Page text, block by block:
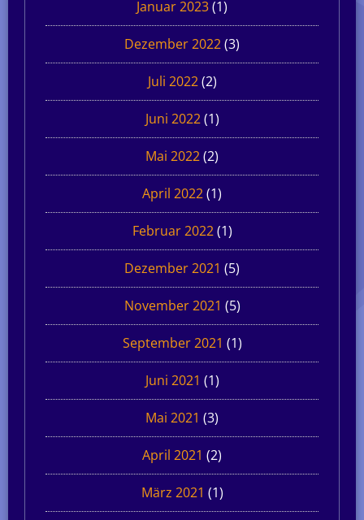
Januar 2023(1)
Dezember 2022(3)
Juli 2022(2)
Juni 2022(1)
Mai 2022(2)
April 2022(1)
Februar 2022(1)
Dezember 2021 (5)
November 2021 (5)
September 2021 (1)
Juni 2021 (1)
Mai 2021 (3)
April 2021 (2)
März 2021 (1)